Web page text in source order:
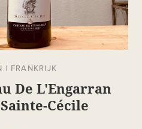
| FRANKRIJK
De L'Engarran
Cécile